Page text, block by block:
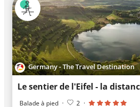
Germany - The Travel Destination
Le sentier de l'Eifel - la
Balade à pied · 2 ·